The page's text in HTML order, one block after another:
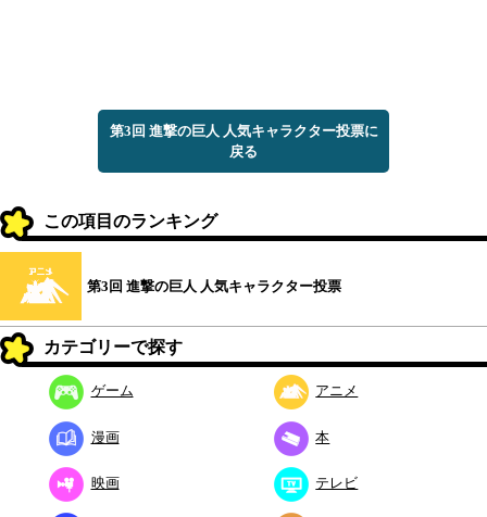
第3回 進撃の巨人 人気キャラクター投票に
戻る
この項目のランキング
第3回 進撃の巨人 人気キャラクター投票
カテゴリーで探す
ゲーム アニメ
漫画 本
映画 テレビ